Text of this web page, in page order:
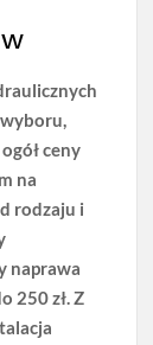
ceny
na
rodzaju i
naprawa
250 zł. Z